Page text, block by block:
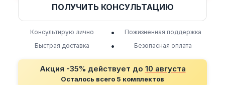
ПОЛУЧИТЬ КОНСУЛЬТАЦИЮ
Консультирую лично •
Пожизненная поддержка
Быстрая доставка
• Безопасная оплата
Акция -35% действует до 10 августа
Осталось всего 5 комплектов